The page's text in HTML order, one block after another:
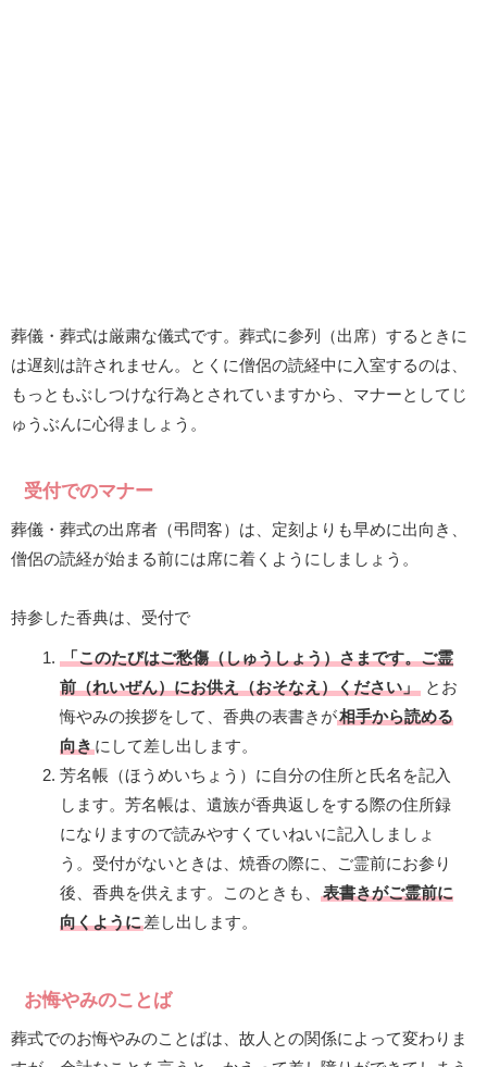
葬儀・葬式は厳粛な儀式です。葬式に参列（出席）するときに
は遅刻は許されません。とくに僧侶の読経中に入室するのは、
もっともぶしつけな行為とされていますから、マナーとしてじ
ゅうぶんに心得ましょう。
受付でのマナー
葬儀・葬式の出席者（弔問客）は、定刻よりも早めに出向き、
僧侶の読経が始まる前には席に着くようにしましょう。
持参した香典は、受付で
「このたびはご愁傷（しゅうしょう）さまです。ご霊
前（れいぜん）にお供え（おそなえ）ください」とお
悔やみの挨拶をして、香典の表書きが相手から読める
向きにして差し出します。
芳名帳（ほうめいちょう）に自分の住所と氏名を記入
します。芳名帳は、遺族が香典返しをする際の住所録
になりますので読みやすくていねいに記入しましょ
う。受付がないときは、焼香の際に、ご霊前にお参り
後、香典を供えます。このときも、
表書きがご霊前に
向くように差し出します。
お悔やみのことば
葬式でのお悔やみのことばは、故人との関係によって変わりま